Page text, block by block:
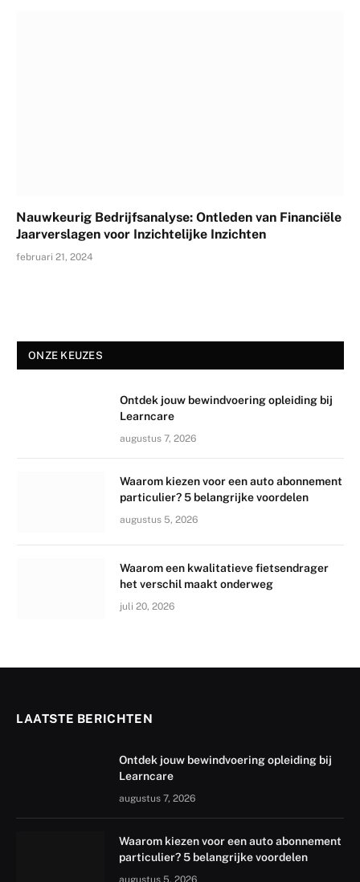
Nauwkeurig Bedrijfsanalyse: Ontleden van Financiële
Jaarverslagen voor Inzichtelijke Inzichten
februari 21, 2024
ONZE KEUZES
Ontdek jouw bewindvoering opleiding bij
Learncare
augustus 7, 2026
Waarom kiezen voor een auto abonnement
particulier? 5 belangrijke voordelen
augustus 5, 2026
Waarom een kwalitatieve fietsendrager
het verschil maakt onderweg
juli 20, 2026
LAATSTE BERICHTEN
Ontdek jouw bewindvoering opleiding bij
Learncare
augustus 7, 2026
Waarom kiezen voor een auto abonnement
particulier? 5 belangrijke voordelen
augustus 5, 2026